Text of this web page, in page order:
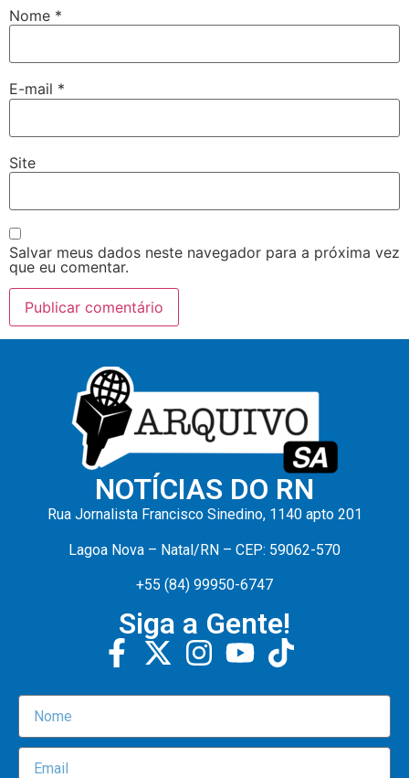
Nome *
E-mail *
Site
Salvar meus dados neste navegador para a próxima vez
que eu comentar.
NOTÍCIAS DO RN
Rua Jornalista Francisco Sinedino, 1140 apto 201
Lagoa Nova – Natal/RN – CEP: 59062-570
+55 (84) 99950-6747
Siga a Gente!